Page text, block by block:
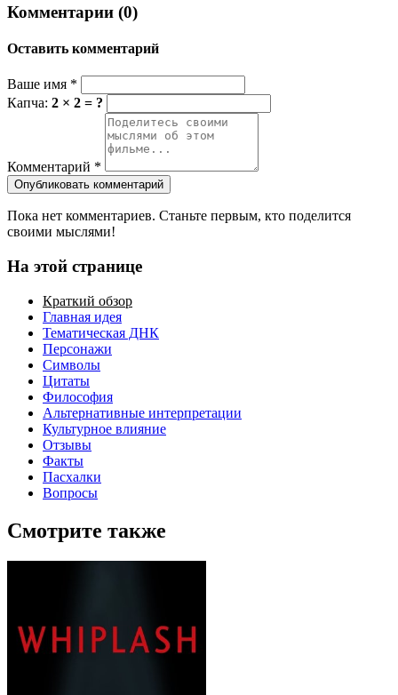
Комментарии (0)
Оставить комментарий
Ваше имя *
Капча: 2 × 2 = ?
Комментарий *
Опубликовать комментарий
Пока нет комментариев. Станьте первым, кто поделится
своими мыслями!
На этой странице
Краткий обзор
Главная идея
Тематическая ДНК
Персонажи
Символы
Цитаты
Философия
Альтернативные интерпретации
Культурное влияние
Отзывы
Факты
Пасхалки
Вопросы
Смотрите также